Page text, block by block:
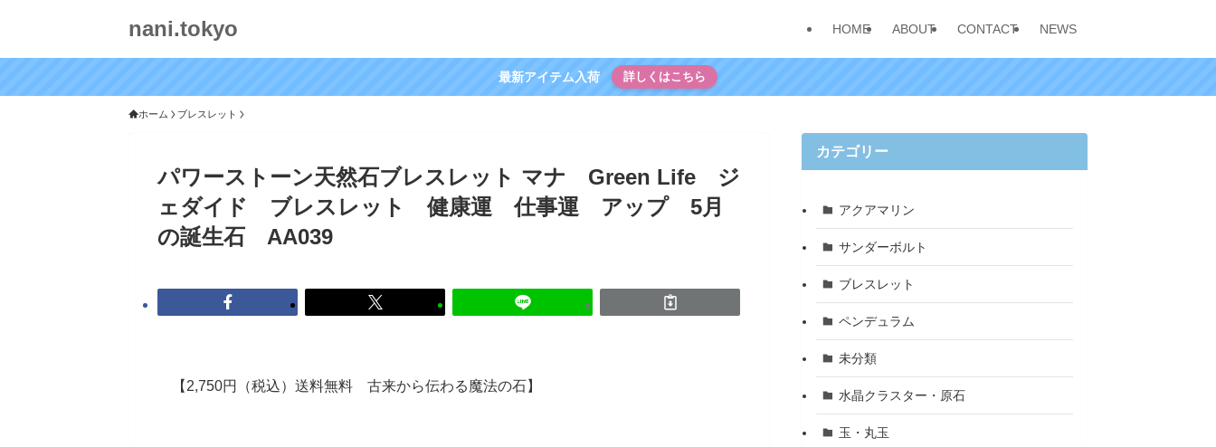
nani.tokyo HOME ABOUT CONTACT NEWS
最新アイテム入荷 詳しくはこちら
ホーム ブレスレット
パワーストーン天然石ブレスレット マナ Green Life ジ
ェダイド ブレスレット 健康運 仕事運 アップ 5月
の誕生石 AA039
【2,750円（税込）送料無料 古来から伝わる魔法の石】
カテゴリー
アクアマリン
サンダーボルト
ブレスレット
ペンデュラム
未分類
水晶クラスター・原石
玉・丸玉